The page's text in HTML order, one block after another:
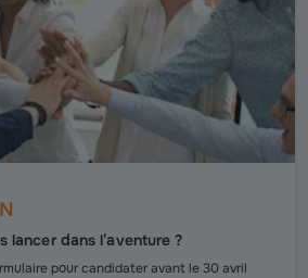
lancer dans l'aventure ?
pour candidater avant le 30 avril